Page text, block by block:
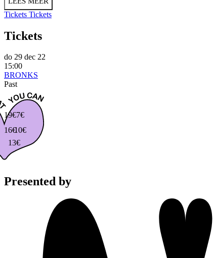
Tickets Tickets
Tickets
do 29 dec 22
15:00
BRONKS
Past
19€
16€
13€
10€
7€
Presented by